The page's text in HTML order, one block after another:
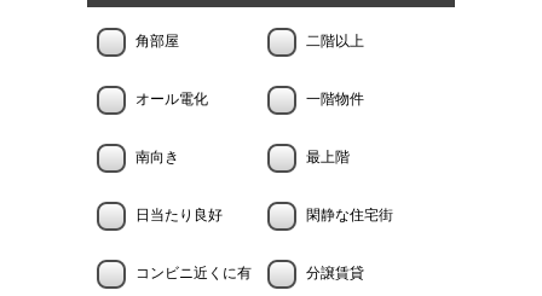
角部屋 二階以上
オール電化 一階物件
南向き 最上階
日当たり良好 閑静な住宅街
コンビニ近くに有 分譲賃貸